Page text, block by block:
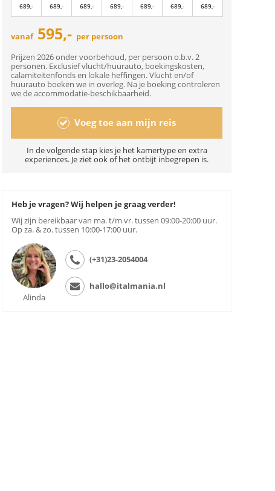
689,- 689,- 689,- 689,- 689,- 689,- 689,-
vanaf 595,- per persoon
Prijzen 2026 onder voorbehoud, per persoon o.b.v. 2
personen. Exclusief vlucht/huurauto, boekingskosten,
calamiteitenfonds en lokale heffingen. Vlucht en/of
huurauto boeken we in overleg. Na je boeking controleren
we de accommodatie-beschikbaarheid.
Voeg toe aan mijn reis
In de volgende stap kies je het kamertype en extra
experiences. Je ziet ook of het ontbijt inbegrepen is.
Heb je vragen? Wij helpen je graag verder!
Wij zijn bereikbaar van ma. t/m vr. tussen 09:00-20:00 uur.
Op za. & zo. tussen 10:00-17:00 uur.
Alinda
(+31)23-2054004
hallo@italmania.nl